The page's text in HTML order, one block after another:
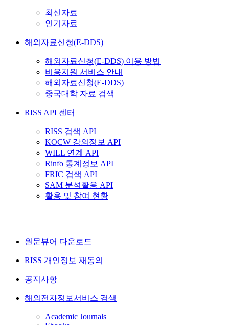
최신자료
인기자료
해외자료신청(E-DDS)
해외자료신청(E-DDS) 이용 방법
비용지원 서비스 안내
해외자료신청(E-DDS)
중국대학 자료 검색
RISS API 센터
RISS 검색 API
KOCW 강의정보 API
WILL 연계 API
Rinfo 통계정보 API
FRIC 검색 API
SAM 분석활용 API
활용 및 참여 현황
원문뷰어 다운로드
RISS 개인정보 재동의
공지사항
해외전자정보서비스 검색
Academic Journals